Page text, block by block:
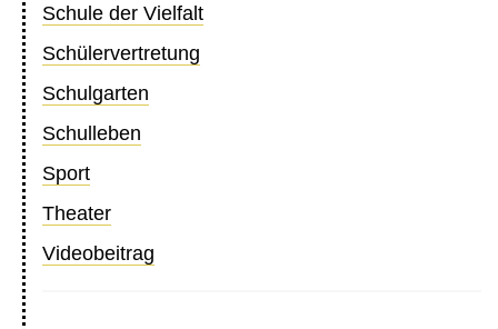
Schule der Vielfalt
Schülervertretung
Schulgarten
Schulleben
Sport
Theater
Videobeitrag